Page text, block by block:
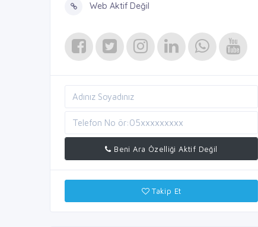
Web Aktif Değil
Beni Ara Özelliği Aktif Değil
Takip Et